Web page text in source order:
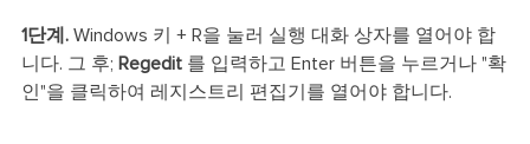
1단계.Windows 키 + R을 눌러 실행 대화 상자를 열어야 합
니다. 그 후; Regedit를 입력하고 Enter 버튼을 누르거나 "확
인"을 클릭하여 레지스트리 편집기를 열어야 합니다.